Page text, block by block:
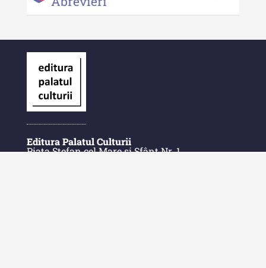
Editura Palatul Culturii
Piața Ștefan cel Mare și Sfânt Nr. 1